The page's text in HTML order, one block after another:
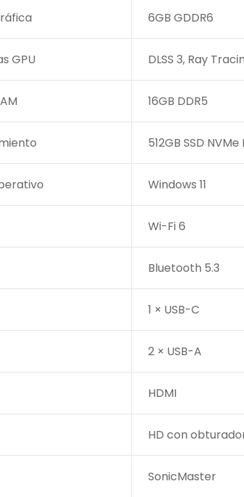
6GB GDDR6
GPU DLSS 3, Ray
16GB DDR5
512GB SSD
Windows 11
Wi-Fi 6
Bluetooth 5.3
1 × USB-C
2 × USB-A
HDMI
HD con
SonicMaster